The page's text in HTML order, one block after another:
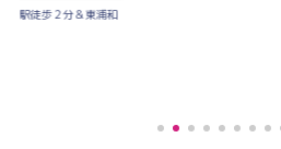
口駅徒歩２分＆東浦和